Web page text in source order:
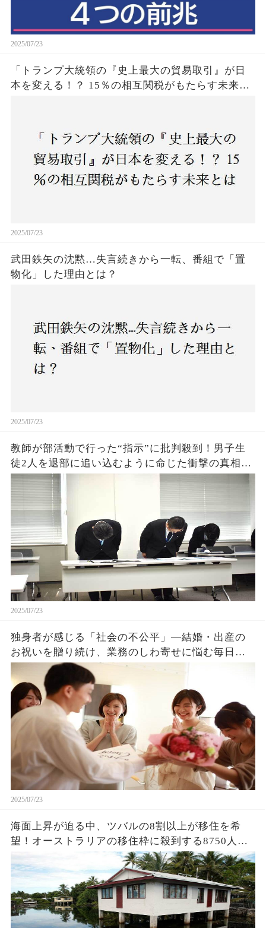
2025/07/23
「トランプ大統領の『史上最大の貿易取引』が日
本を変える！？ 15％の相互関税がもたらす未来と
2025/07/23
武田鉄矢の沈黙…失言続きから一転、番組で「置
物化」した理由とは？
2025/07/23
教師が部活動で行った“指示”に批判殺到！男子生
徒2人を退部に追い込むように命じた衝撃の真相と
は？なぜこのような行為が許されるのか？
2025/07/23
独身者が感じる「社会の不公平」―結婚・出産の
お祝いを贈り続け、業務のしわ寄せに悩む毎日。
職場の温かさと制度の格差に心が折れそう！独身
者にもっと必要な支援とは？
2025/07/23
海面上昇が迫る中、ツバルの8割以上が移住を希
望！オーストラリアの移住枠に殺到する8750人の
応募、その先に待つ運命は？